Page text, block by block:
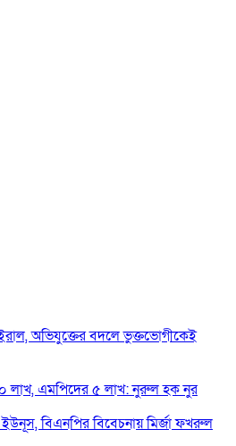
অভিযুক্তের বদলে ভুক্তভোগীকেই
লাখ, এমপিদের ৫ লাখ: নুরুল হক নুর
ইউনূস, বিএনপির বিবেচনায় মির্জা ফখরুল